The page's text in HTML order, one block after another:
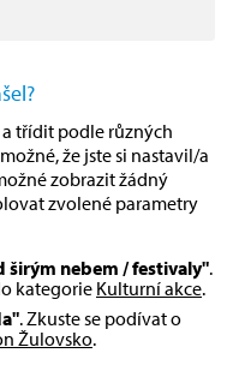
třídit podle různých
že jste si nastavil/a
zobrazit žádný
zvolené parametry
širým nebem / festivaly".
kategorieKulturní akce.
. Zkuste se podívat o
Žulovsko.